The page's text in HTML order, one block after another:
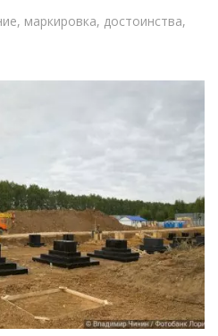
маркировка, достоинства,